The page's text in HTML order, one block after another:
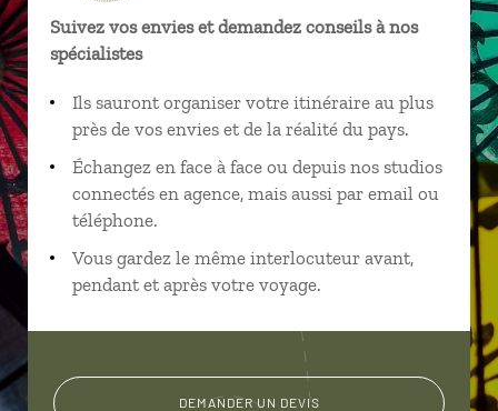
Suivez vos envies et demandez conseils à nos
spécialistes
Ils sauront organiser votre itinéraire au plus
près de vos envies et de la réalité du pays.
Échangez en face à face ou depuis nos studios
connectés en agence, mais aussi par email ou
téléphone.
Vous gardez le même interlocuteur avant,
pendant et après votre voyage.
DEMANDER UN DEVIS